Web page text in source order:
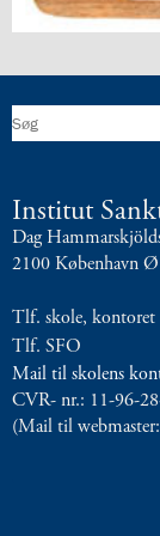
8.0:
Presse
9.0:
Bilingual
indlæg:
indlæg:
Let
Institut
Dag
2100 København Ø
Tlf. skole, kontoret
Tlf. SFO
Mail til skolens
CVR- nr.: 11-96-
(Mail til